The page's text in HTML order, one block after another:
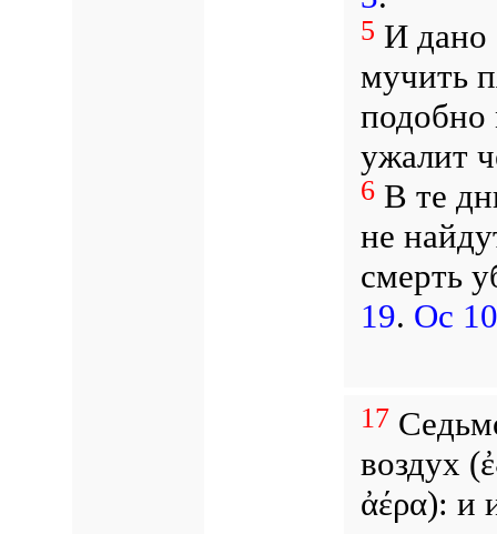
5 И дано
мучить
подобно
ужалит
6В те
не
смерть
19. Ос
17
воздух
ἀέρα): и